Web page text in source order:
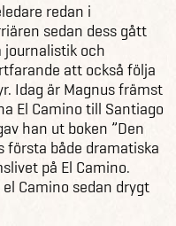
redan i
sedan dess gått
och
att också följa
Idag är Magnus främst
El Camino till Santiago
han ut boken ”Den
första både dramatiska
på El Camino.
Camino sedan drygt